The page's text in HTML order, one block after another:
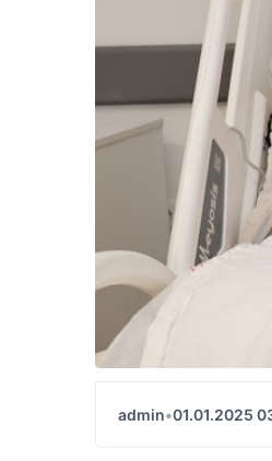
admin•01.01.2025